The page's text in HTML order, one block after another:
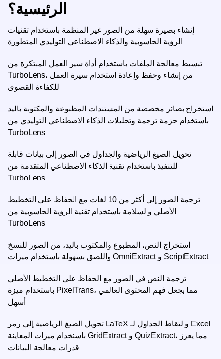
الرئيسية؟
إنشاء بصيرة سهلة من الصور غير المنظمة باستخدام تقنيات
الرؤية الحاسوبية والذكاء الاصطناعي التوليدي المتطورة
تبسيط معالجة الملفات باستخدام أداة سير العمل المبتكرة من
TurboLens، من إنشاء وحفظ وإعادة استخدام سيرة العمل
للكفاءة القصوى
استخراج بصائر مخصصة من المستندات المطبوعة والمكتوبة باليد
باستخدام حزمة ترجمة وتحليلات الذكاء الاصطناعي التوليدي من
TurboLens
تحويل الصيغ الرياضية والجداول في الصور إلى بيانات قابلة
للتنفيذ باستخدام تقنية الذكاء الاصطناعي المتقدمة من
TurboLens
ترجمة الصور إلى أكثر من 10 لغات مع الحفاظ على التخطيط
الأصلي والسلامة باستخدام تقنية الرؤية الحاسوبية من
TurboLens
استخراج النص، المطبوع والمكتوب باليد، من الصور للنسخ
واللصق بسهولة باستخدام ميزات OmniExtract و ScriptExtract
ترجمة النص في الصور مع الحفاظ على التخطيط الأصلي
باستخدام ميزة PixelTrans، مما يجعل فهم المحتوى العالمي
أسهل
تحويل الصيغ الرياضية إلى رمز LaTeX والتقاط الجداول لـ Excel
باستخدام ميزات المعاينة GridExtract و QuizExtract، مما يعزز
قدرات معالجة البيانات